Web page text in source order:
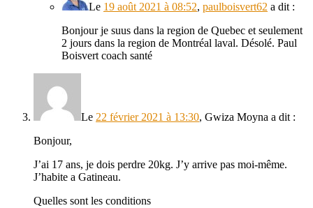
Le 19 août 2021 à 08:52, paulboisvert62 a dit :
Bonjour je suus dans la region de Quebec et seulement
2 jours dans la region de Montréal laval. Désolé. Paul
Boisvert coach santé
Le 22 février 2021 à 13:30, Gwiza Moyna a dit :
Bonjour,
J’ai 17 ans, je dois perdre 20kg. J’y arrive pas moi-même.
J’habite a Gatineau.
Quelles sont les conditions